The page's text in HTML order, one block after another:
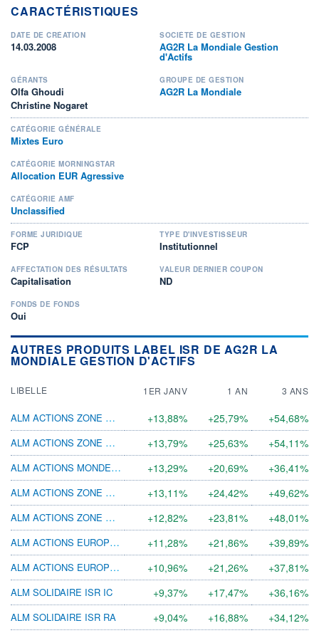
CARACTÉRISTIQUES
DATE DE CRÉATION
14.03.2008
SOCIÉTÉ DE GESTION
AG2R La Mondiale Gestion
d'Actifs
GÉRANTS
Olfa Ghoudi
Christine Nogaret
GROUPE DE GESTION
AG2R La Mondiale
CATÉGORIE GÉNÉRALE
Mixtes Euro
CATÉGORIE MORNINGSTAR
Allocation EUR Agressive
CATÉGORIE AMF
Unclassified
FORME JURIDIQUE
FCP
TYPE D'INVESTISSEUR
Institutionnel
AFFECTATION DES RÉSULTATS
Capitalisation
VALEUR DERNIER COUPON
ND
FONDS DE FONDS
Oui
AUTRES PRODUITS LABEL ISR DE AG2R LA
MONDIALE GESTION D'ACTIFS
LIBELLE 1ER JANV 1 AN 3 ANS
ALM ACTIONS ZONE EURO ISR IE +13,88% +25,79%
+54,68%
ALM ACTIONS ZONE EURO ISR ID
+13,79% +25,63%
+54,11%
ALM ACTIONS MONDE ISR RB
+13,29% +20,69%
+36,41%
ALM ACTIONS ZONE EURO ISR RA
+13,11% +24,42%
+49,62%
ALM ACTIONS ZONE EURO ISR RB
+12,82% +23,81%
+48,01%
ALM ACTIONS EUROPE ISR RA
+11,28% +21,86%
+39,89%
ALM ACTIONS EUROPE ISR RB
+10,96% +21,26% +37,81%
ALM SOLIDAIRE ISR IC +9,37% +17,47% +36,16%
ALM SOLIDAIRE ISR RA +9,04% +16,88% +34,12%